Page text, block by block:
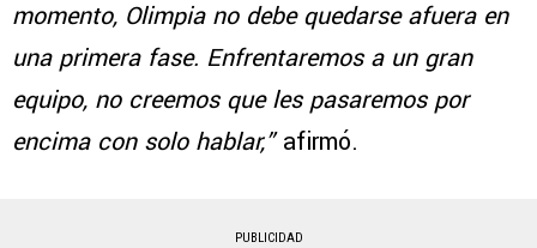
momento, Olimpia no debe quedarse afuera en
una primera fase. Enfrentaremos a un gran
equipo, no creemos que les pasaremos por
encima con solo hablar,”afirmó.
PUBLICIDAD